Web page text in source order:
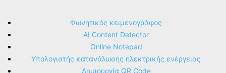
Φωνητικός κειμενογράφος
AI Content Detector
Online Notepad
Υπολογιστής κατανάλωσης ηλεκτρικής ενέργειας
Δημιουργία QR Code